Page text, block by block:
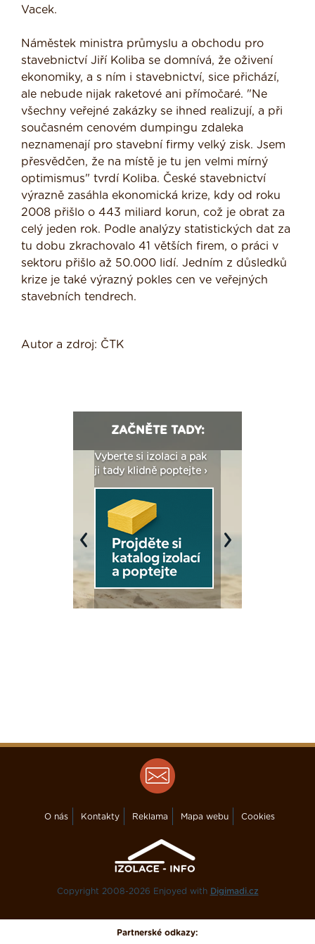
Vacek.
Náměstek ministra průmyslu a obchodu pro
stavebnictví Jiří Koliba se domnívá, že oživení
ekonomiky, a s ním i stavebnictví, sice přichází,
ale nebude nijak raketové ani přímočaré. "Ne
všechny veřejné zakázky se ihned realizují, a při
současném cenovém dumpingu zdaleka
neznamenají pro stavební firmy velký zisk. Jsem
přesvědčen, že na místě je tu jen velmi mírný
optimismus" tvrdí Koliba. České stavebnictví
výrazně zasáhla ekonomická krize, kdy od roku
2008 přišlo o 443 miliard korun, což je obrat za
celý jeden rok. Podle analýzy statistických dat za
tu dobu zkrachovalo 41 větších firem, o práci v
sektoru přišlo až 50.000 lidí. Jedním z důsledků
krize je také výrazný pokles cen ve veřejných
stavebních tendrech.
Autor a zdroj: ČTK
ZAČNĚTE TADY:
Vyberte si izolaci a pak
ji tady klidně poptejte ›
Previous Next
O nás Kontakty Reklama Mapa webu Cookies
Copyright 2008-2026 Enjoyed with Digimadi.cz
Partnerské odkazy: